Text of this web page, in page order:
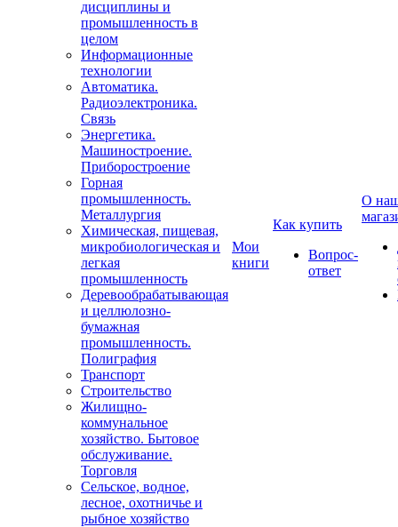
дисциплины и
промышленность в
целом
Информационные
технологии
Автоматика.
Радиоэлектроника.
Связь
Энергетика.
Машиностроение.
Приборостроение
Горная
промышленность.
Металлургия
Химическая, пищевая,
микробиологическая и
легкая
промышленность
Деревообрабатывающая
и целлюлозно-
бумажная
промышленность.
Полиграфия
Транспорт
Строительство
Жилищно-
коммунальное
хозяйство. Бытовое
обслуживание.
Торговля
Сельское, водное,
лесное, охотничье и
рыбное хозяйство
Мои
книги
Как купить
Вопрос-
ответ
О